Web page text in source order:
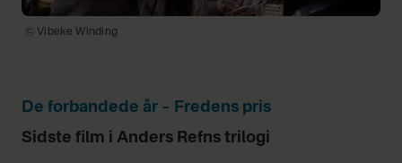
© Vibeke Winding
De forbandede år – Fredens pris
Sidste film i Anders Refns trilogi